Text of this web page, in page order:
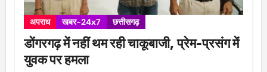
अपराध खबर-24x7 छत्तीसगढ़
डोंगरगढ़ में नहीं थम रही चाकूबाजी, प्रेम-प्रसंग में
युवक पर हमला